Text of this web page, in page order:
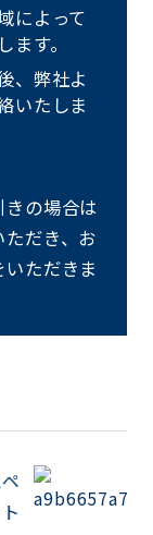
によって
す。
、弊社よ
いたしま
の場合は
だき、お
ただきま